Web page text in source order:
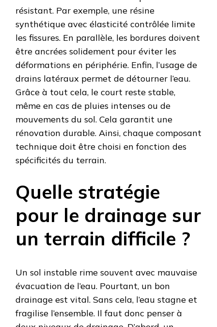
résistant. Par exemple, une résine
synthétique avec élasticité contrôlée limite
les fissures. En parallèle, les bordures doivent
être ancrées solidement pour éviter les
déformations en périphérie. Enfin, l’usage de
drains latéraux permet de détourner l’eau.
Grâce à tout cela, le court reste stable,
même en cas de pluies intenses ou de
mouvements du sol. Cela garantit une
rénovation durable. Ainsi, chaque composant
technique doit être choisi en fonction des
spécificités du terrain.
Quelle stratégie
pour le drainage sur
un terrain difficile ?
Un sol instable rime souvent avec mauvaise
évacuation de l’eau. Pourtant, un bon
drainage est vital. Sans cela, l’eau stagne et
fragilise l’ensemble. Il faut donc penser à